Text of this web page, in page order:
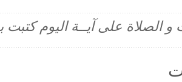
و الصلاة على آيــة اليوم